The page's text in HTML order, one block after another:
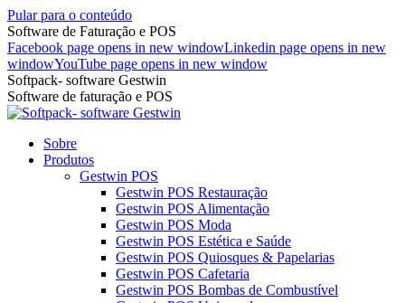
Pular para o conteúdo
Software de Faturação e POS
Facebook page opens in new windowLinkedin page opens in new
windowYouTube page opens in new window
Softpack- software Gestwin
Software de faturação e POS
Sobre
Produtos
Gestwin POS
Gestwin POS Restauração
Gestwin POS Alimentação
Gestwin POS Moda
Gestwin POS Estética e Saúde
Gestwin POS Quiosques & Papelarias
Gestwin POS Cafetaria
Gestwin POS Bombas de Combustível